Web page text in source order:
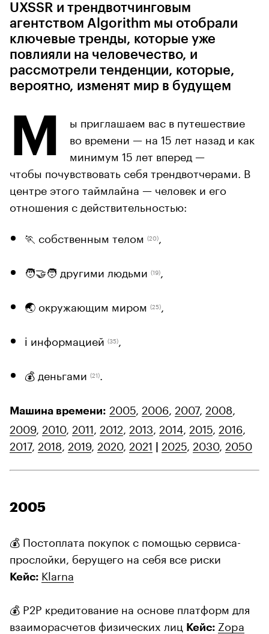
UXSSR и трендвотчинговым
агентством Algorithm мы отобрали
ключевые тренды, которые уже
повлияли на человечество, и
рассмотрели тенденции, которые,
вероятно, изменят мир в будущем
М
ы приглашаем вас в путешествие
во времени — на 15 лет назад и как
минимум 15 лет вперед —
чтобы почувствовать себя трендвотчерами. В
центре этого таймлайна — человек и его
отношения с действительностью:
🏃 собственным телом (20)
🧑‍🤝‍🧑 другими людьми (19)
🌏 окружающим миром (25)
ℹ️ информацией (35)
💰 деньгами (21)
Машина времени: 2005 2006 2007, 2008
2009, 2010, 2011 2012 2013 2014 2015 2016
2017, 2018 2019, 2020, 2021 2025 2030, 2050
2005
💰 Постоплата покупок с помощью сервиса-
прослойки, берущего на себя все риски
Кейс: Klarna
💰 P2P кредитование на основе платформ для
взаиморасчетов физических лиц
Кейс: Zopa